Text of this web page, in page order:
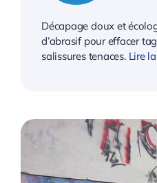
Décapage doux et
d’abrasif pour effacer
salissures tenaces. Lire